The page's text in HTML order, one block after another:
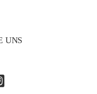
UNS